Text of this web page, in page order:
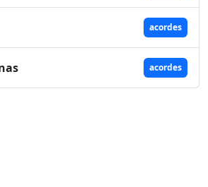
acordes
acordes